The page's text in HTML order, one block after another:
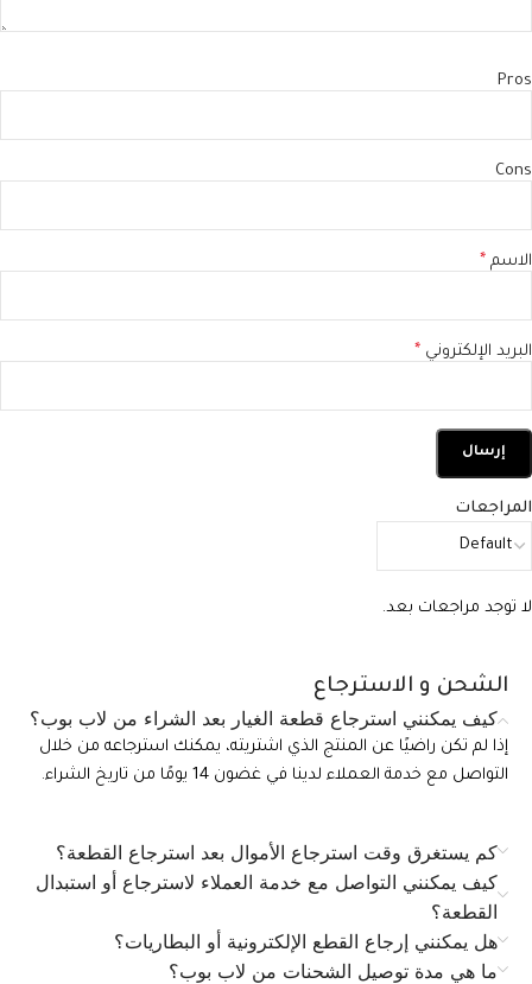
المراجعات
لا توجد مراجعات بعد.
Pros
Cons
الاسم *
البريد الإلكتروني *
الشحن و الاسترجاع
كيف يمكنني استرجاع قطعة الغيار بعد الشراء من لاب بوب؟
إذا لم تكن راضيًا عن المنتج الذي اشتريته، يمكنك استرجاعه من خلال
التواصل مع خدمة العملاء لدينا في غضون 14 يومًا من تاريخ الشراء.
كم يستغرق وقت استرجاع الأموال بعد استرجاع القطعة؟
كيف يمكنني التواصل مع خدمة العملاء لاسترجاع أو استبدال
القطعة؟
هل يمكنني إرجاع القطع الإلكترونية أو البطاريات؟
ما هي مدة توصيل الشحنات من لاب بوب؟